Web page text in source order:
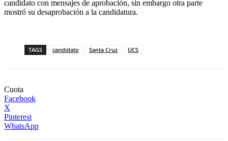
candidato con mensajes de aprobación, sin embargo otra parte
mostró su desaprobación a la candidatura.
TAGS candidato Santa Cruz UCS
Cuota
Facebook
X
Pinterest
WhatsApp